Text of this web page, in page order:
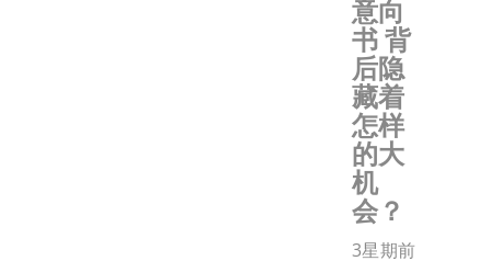
意向
书 背
后隐
藏着
怎样
的大
机
会？
3星期前